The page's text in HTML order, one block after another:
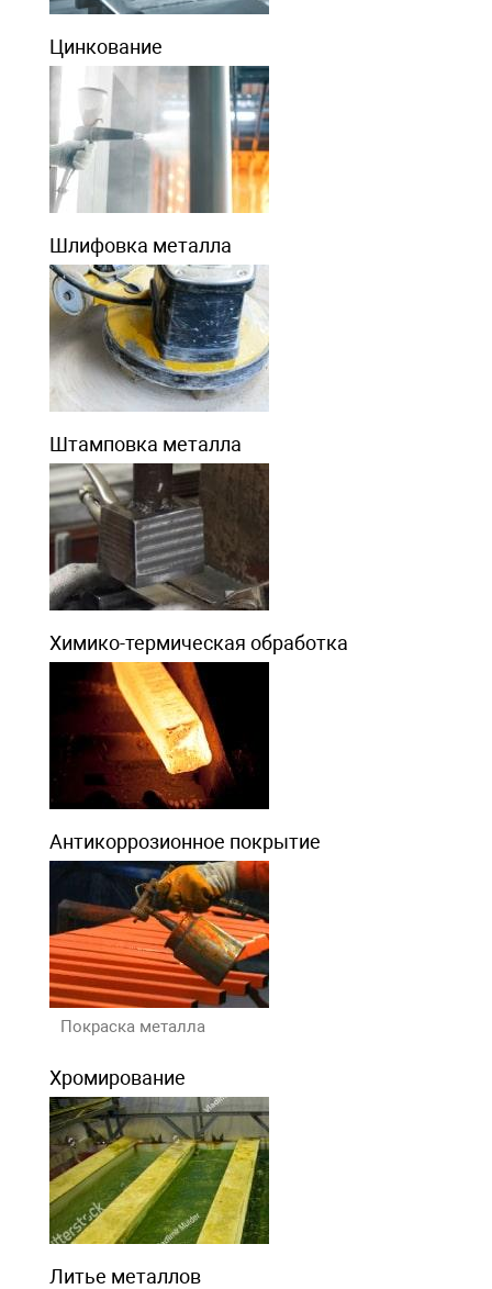
Цинкование
Шлифовка металла
Штамповка металла
Химико-термическая обработка
Антикоррозионное покрытие
Покраска металла
Хромирование
Литье металлов